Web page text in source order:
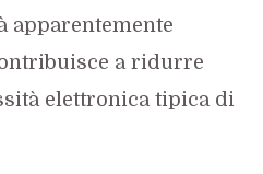
apparentemente
a ridurre
elettronica tipica di